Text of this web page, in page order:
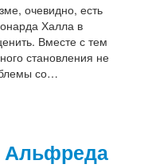
очевидно, есть
Халла в
Вместе с тем
становления не
со…
Альфреда